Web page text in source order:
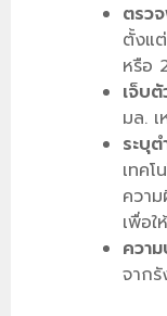
ตรว
ตั้งแต่
หรือ
เจ็บ
มล.
ระบุ
เทคโ
ควา
เพื่อ
ควา
จาก